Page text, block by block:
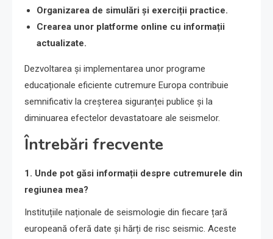
Organizarea de simulări și exerciții practice.
Crearea unor platforme online cu informații
actualizate.
Dezvoltarea și implementarea unor programe
educaționale eficiente cutremure Europa contribuie
semnificativ la creșterea siguranței publice și la
diminuarea efectelor devastatoare ale seismelor.
Întrebări frecvente
1. Unde pot găsi informații despre cutremurele din
regiunea mea?
Instituțiile naționale de seismologie din fiecare țară
europeană oferă date și hărți de risc seismic. Aceste